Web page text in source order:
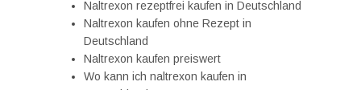
Naltrexon rezeptfrei kaufen in Deutschland
Naltrexon kaufen ohne Rezept in
Deutschland
Naltrexon kaufen preiswert
Wo kann ich naltrexon kaufen in